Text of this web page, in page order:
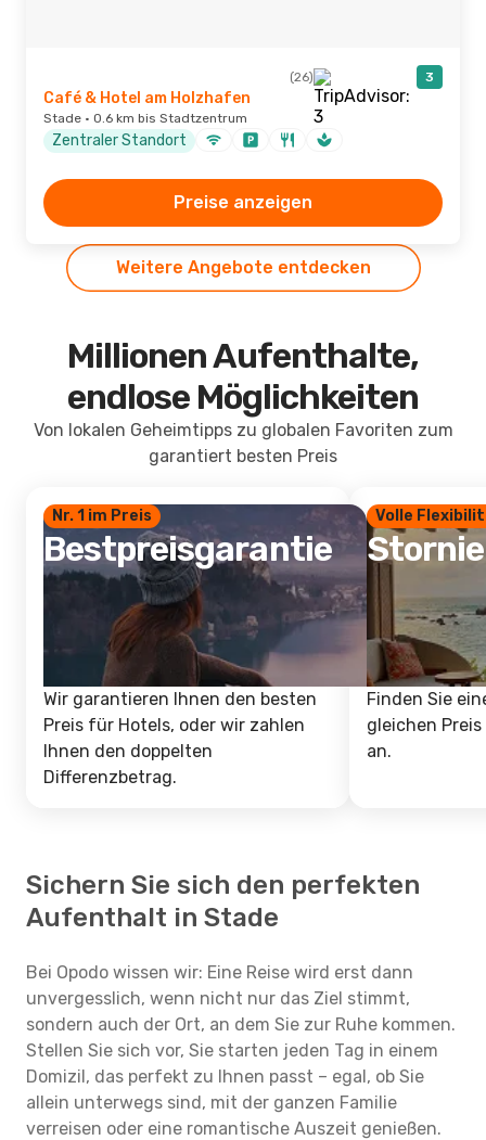
(26) 3
Café & Hotel am Holzhafen
Stade · 0.6 km bis Stadtzentrum
Zentraler Standort
Preise anzeigen
Weitere Angebote entdecken
Millionen Aufenthalte,
endlose Möglichkeiten
Von lokalen Geheimtipps zu globalen Favoriten zum
garantiert besten Preis
Nr. 1 im Preis
Bestpreisgarantie
Wir garantieren Ihnen den besten
Preis für Hotels, oder wir zahlen
Ihnen den doppelten
Differenzbetrag.
Volle
Finden Sie
gleichen
an.
Sichern Sie sich den perfekten
Aufenthalt in Stade
Bei Opodo wissen wir: Eine Reise wird erst dann
unvergesslich, wenn nicht nur das Ziel stimmt,
sondern auch der Ort, an dem Sie zur Ruhe kommen.
Stellen Sie sich vor, Sie starten jeden Tag in einem
Domizil, das perfekt zu Ihnen passt – egal, ob Sie
allein unterwegs sind, mit der ganzen Familie
verreisen oder eine romantische Auszeit genießen.